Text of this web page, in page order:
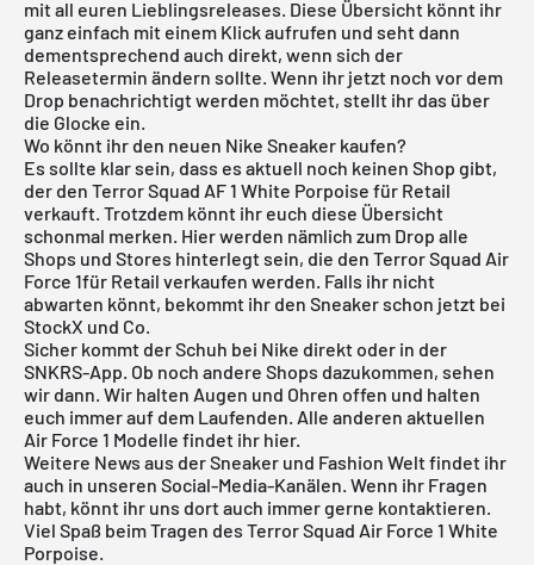
mit all euren Lieblingsreleases. Diese Übersicht könnt ihr
ganz einfach mit einem Klick aufrufen und seht dann
dementsprechend auch direkt, wenn sich der
Releasetermin ändern sollte. Wenn ihr jetzt noch vor dem
Drop benachrichtigt werden möchtet, stellt ihr das über
die Glocke ein.
Wo könnt ihr den neuen Nike Sneaker kaufen?
Es sollte klar sein, dass es aktuell noch keinen Shop gibt,
der den Terror Squad AF 1 White Porpoise für Retail
verkauft. Trotzdem könnt ihr euch diese Übersicht
schonmal merken. Hier werden nämlich zum Drop alle
Shops und Stores hinterlegt sein, die den Terror Squad Air
Force 1für Retail verkaufen werden. Falls ihr nicht
abwarten könnt, bekommt ihr den Sneaker schon jetzt bei
StockX und Co.
Sicher kommt der Schuh bei Nike direkt oder in der
SNKRS-App. Ob noch andere Shops dazukommen, sehen
wir dann. Wir halten Augen und Ohren offen und halten
euch immer auf dem Laufenden. Alle anderen aktuellen
Air Force 1 Modelle findet ihr hier.
Weitere News aus der Sneaker und Fashion Welt findet ihr
auch in unseren Social-Media-Kanälen. Wenn ihr Fragen
habt, könnt ihr uns dort auch immer gerne kontaktieren.
Viel Spaß beim Tragen des Terror Squad Air Force 1 White
Porpoise.